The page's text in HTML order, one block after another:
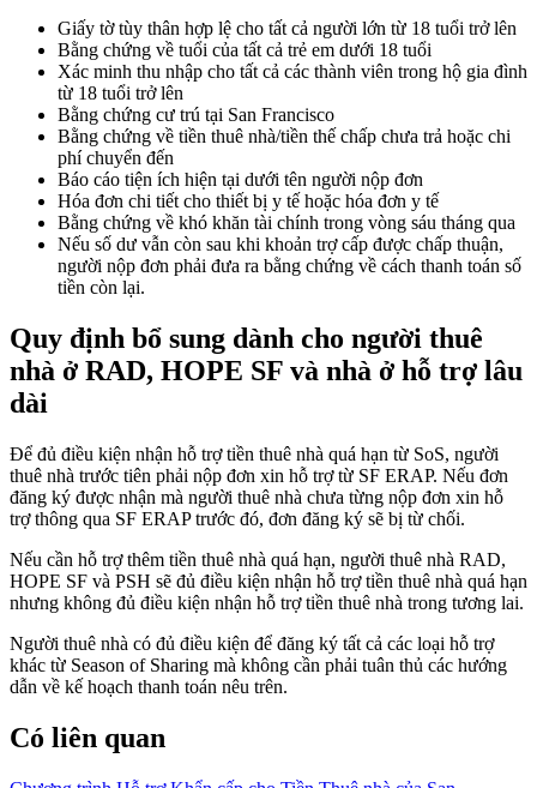
Giấy tờ tùy thân hợp lệ cho tất cả người lớn từ 18 tuổi trở lên
Bằng chứng về tuổi của tất cả trẻ em dưới 18 tuổi
Xác minh thu nhập cho tất cả các thành viên trong hộ gia đình
từ 18 tuổi trở lên
Bằng chứng cư trú tại San Francisco
Bằng chứng về tiền thuê nhà/tiền thế chấp chưa trả hoặc chi
phí chuyển đến
Báo cáo tiện ích hiện tại dưới tên người nộp đơn
Hóa đơn chi tiết cho thiết bị y tế hoặc hóa đơn y tế
Bằng chứng về khó khăn tài chính trong vòng sáu tháng qua
Nếu số dư vẫn còn sau khi khoản trợ cấp được chấp thuận,
người nộp đơn phải đưa ra bằng chứng về cách thanh toán số
tiền còn lại.
Quy định bổ sung dành cho người thuê
nhà ở RAD, HOPE SF và nhà ở hỗ trợ lâu
dài
Để đủ điều kiện nhận hỗ trợ tiền thuê nhà quá hạn từ SoS, người
thuê nhà trước tiên phải nộp đơn xin hỗ trợ từ SF ERAP. Nếu đơn
đăng ký được nhận mà người thuê nhà chưa từng nộp đơn xin hỗ
trợ thông qua SF ERAP trước đó, đơn đăng ký sẽ bị từ chối.
Nếu cần hỗ trợ thêm tiền thuê nhà quá hạn, người thuê nhà RAD,
HOPE SF và PSH sẽ đủ điều kiện nhận hỗ trợ tiền thuê nhà quá hạn
nhưng không đủ điều kiện nhận hỗ trợ tiền thuê nhà trong tương lai.
Người thuê nhà có đủ điều kiện để đăng ký tất cả các loại hỗ trợ
khác từ Season of Sharing mà không cần phải tuân thủ các hướng
dẫn về kế hoạch thanh toán nêu trên.
Có liên quan